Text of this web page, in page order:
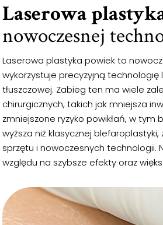
Laserowa
nowoczesnej
Laserowa plastyka powiek to
wykorzystuje precyzyjną
tłuszczowej. Zabieg ten ma wiele
chirurgicznych, takich jak mniejsza
zmniejszone ryzyko powikłań, w tym
wyższa niż klasycznej
sprzętu i nowoczesnych technologii.
względu na szybsze efekty oraz